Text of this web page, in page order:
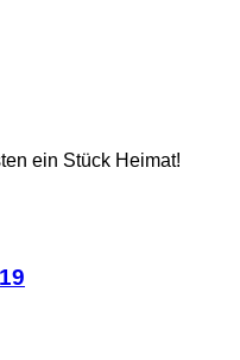
ein Stück Heimat!